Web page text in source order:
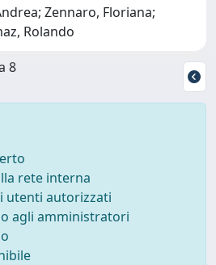
Zennaro, Floriana;
Rolando
8
rete interna
utenti autorizzati
agli amministratori